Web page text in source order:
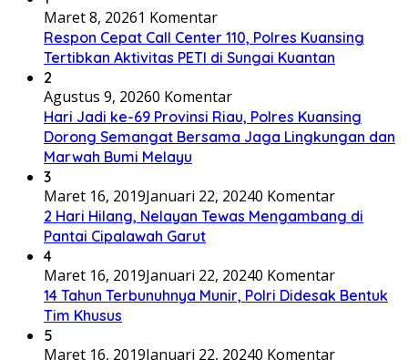
Maret 8, 20261 Komentar
Respon Cepat Call Center 110, Polres Kuansing
Tertibkan Aktivitas PETI di Sungai Kuantan
2
Agustus 9, 20260 Komentar
Hari Jadi ke-69 Provinsi Riau, Polres Kuansing
Dorong Semangat Bersama Jaga Lingkungan dan
Marwah Bumi Melayu
3
Maret 16, 2019Januari 22, 20240 Komentar
2 Hari Hilang, Nelayan Tewas Mengambang di
Pantai Cipalawah Garut
4
Maret 16, 2019Januari 22, 20240 Komentar
14 Tahun Terbunuhnya Munir, Polri Didesak Bentuk
Tim Khusus
5
Maret 16, 2019Januari 22, 20240 Komentar